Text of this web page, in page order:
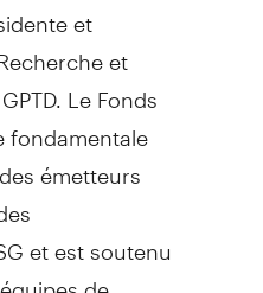
et
et
Le Fonds
fondamentale
émetteurs
et est soutenu
de